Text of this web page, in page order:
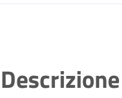
Descrizione